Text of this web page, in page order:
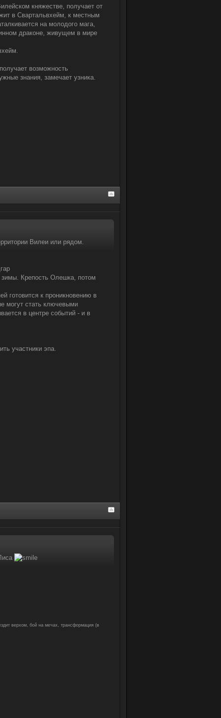
княжестве, получает от
в Свартальвхейм, к местным
на молодого мага,
драконе, живущем в мире
возможность
знания, замечает узника.
Вилеи или рядом.
зимы. Крепость Олешка, потом
готовится к проникновению в
могут стать ключевыми
в центре событий - и в
участники эпа.
верхом, бой на мечах, трансформация (в